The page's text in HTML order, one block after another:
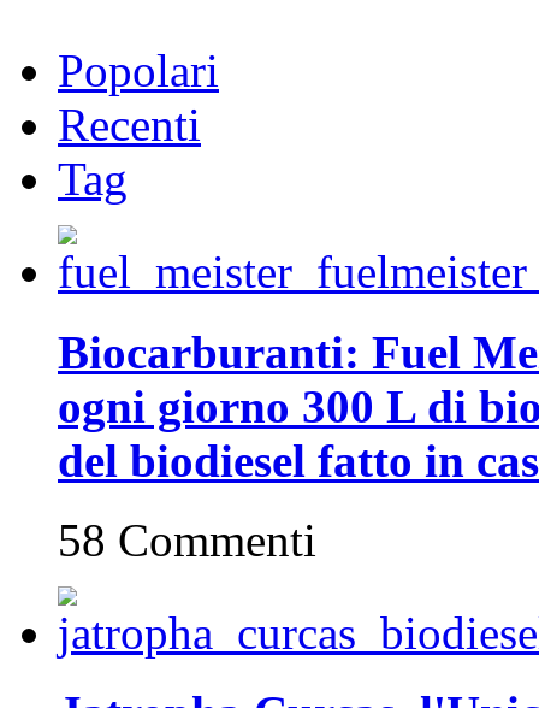
Popolari
Recenti
Tag
Biocarburanti: Fuel
ogni giorno 300 L di
del biodiesel fatto in
58 Commenti